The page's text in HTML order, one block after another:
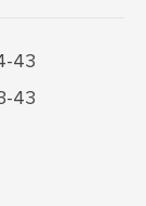
43
43